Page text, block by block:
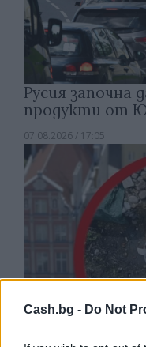
Cash.bg - Do Not
Русия започна
продукти от
07.08.2026 / 17:05